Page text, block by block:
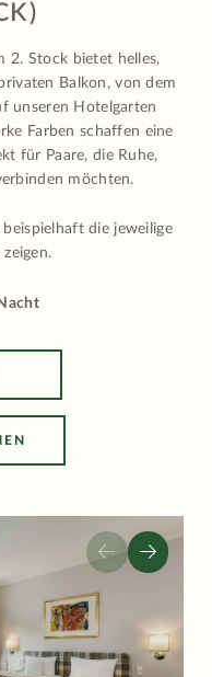
2. Stock bietet helles,
Balkon, von dem
unseren Hotelgarten
Farben schaffen eine
für Paare, die Ruhe,
möchten.
die jeweilige